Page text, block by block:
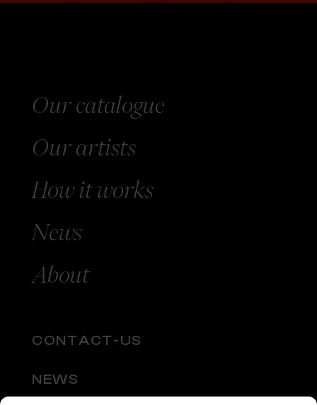
Our catalogue
Ourartists
Howit works
News
About
CONTACT-US
NEWS